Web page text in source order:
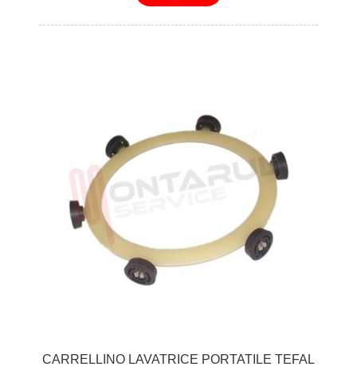
CARRELLINO LAVATRICE PORTATILE TEFAL